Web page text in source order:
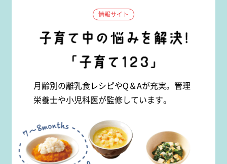
情報サイト
月齢別の離乳食レシピやQ＆Aが充実。管理
栄養士や小児科医が監修しています。